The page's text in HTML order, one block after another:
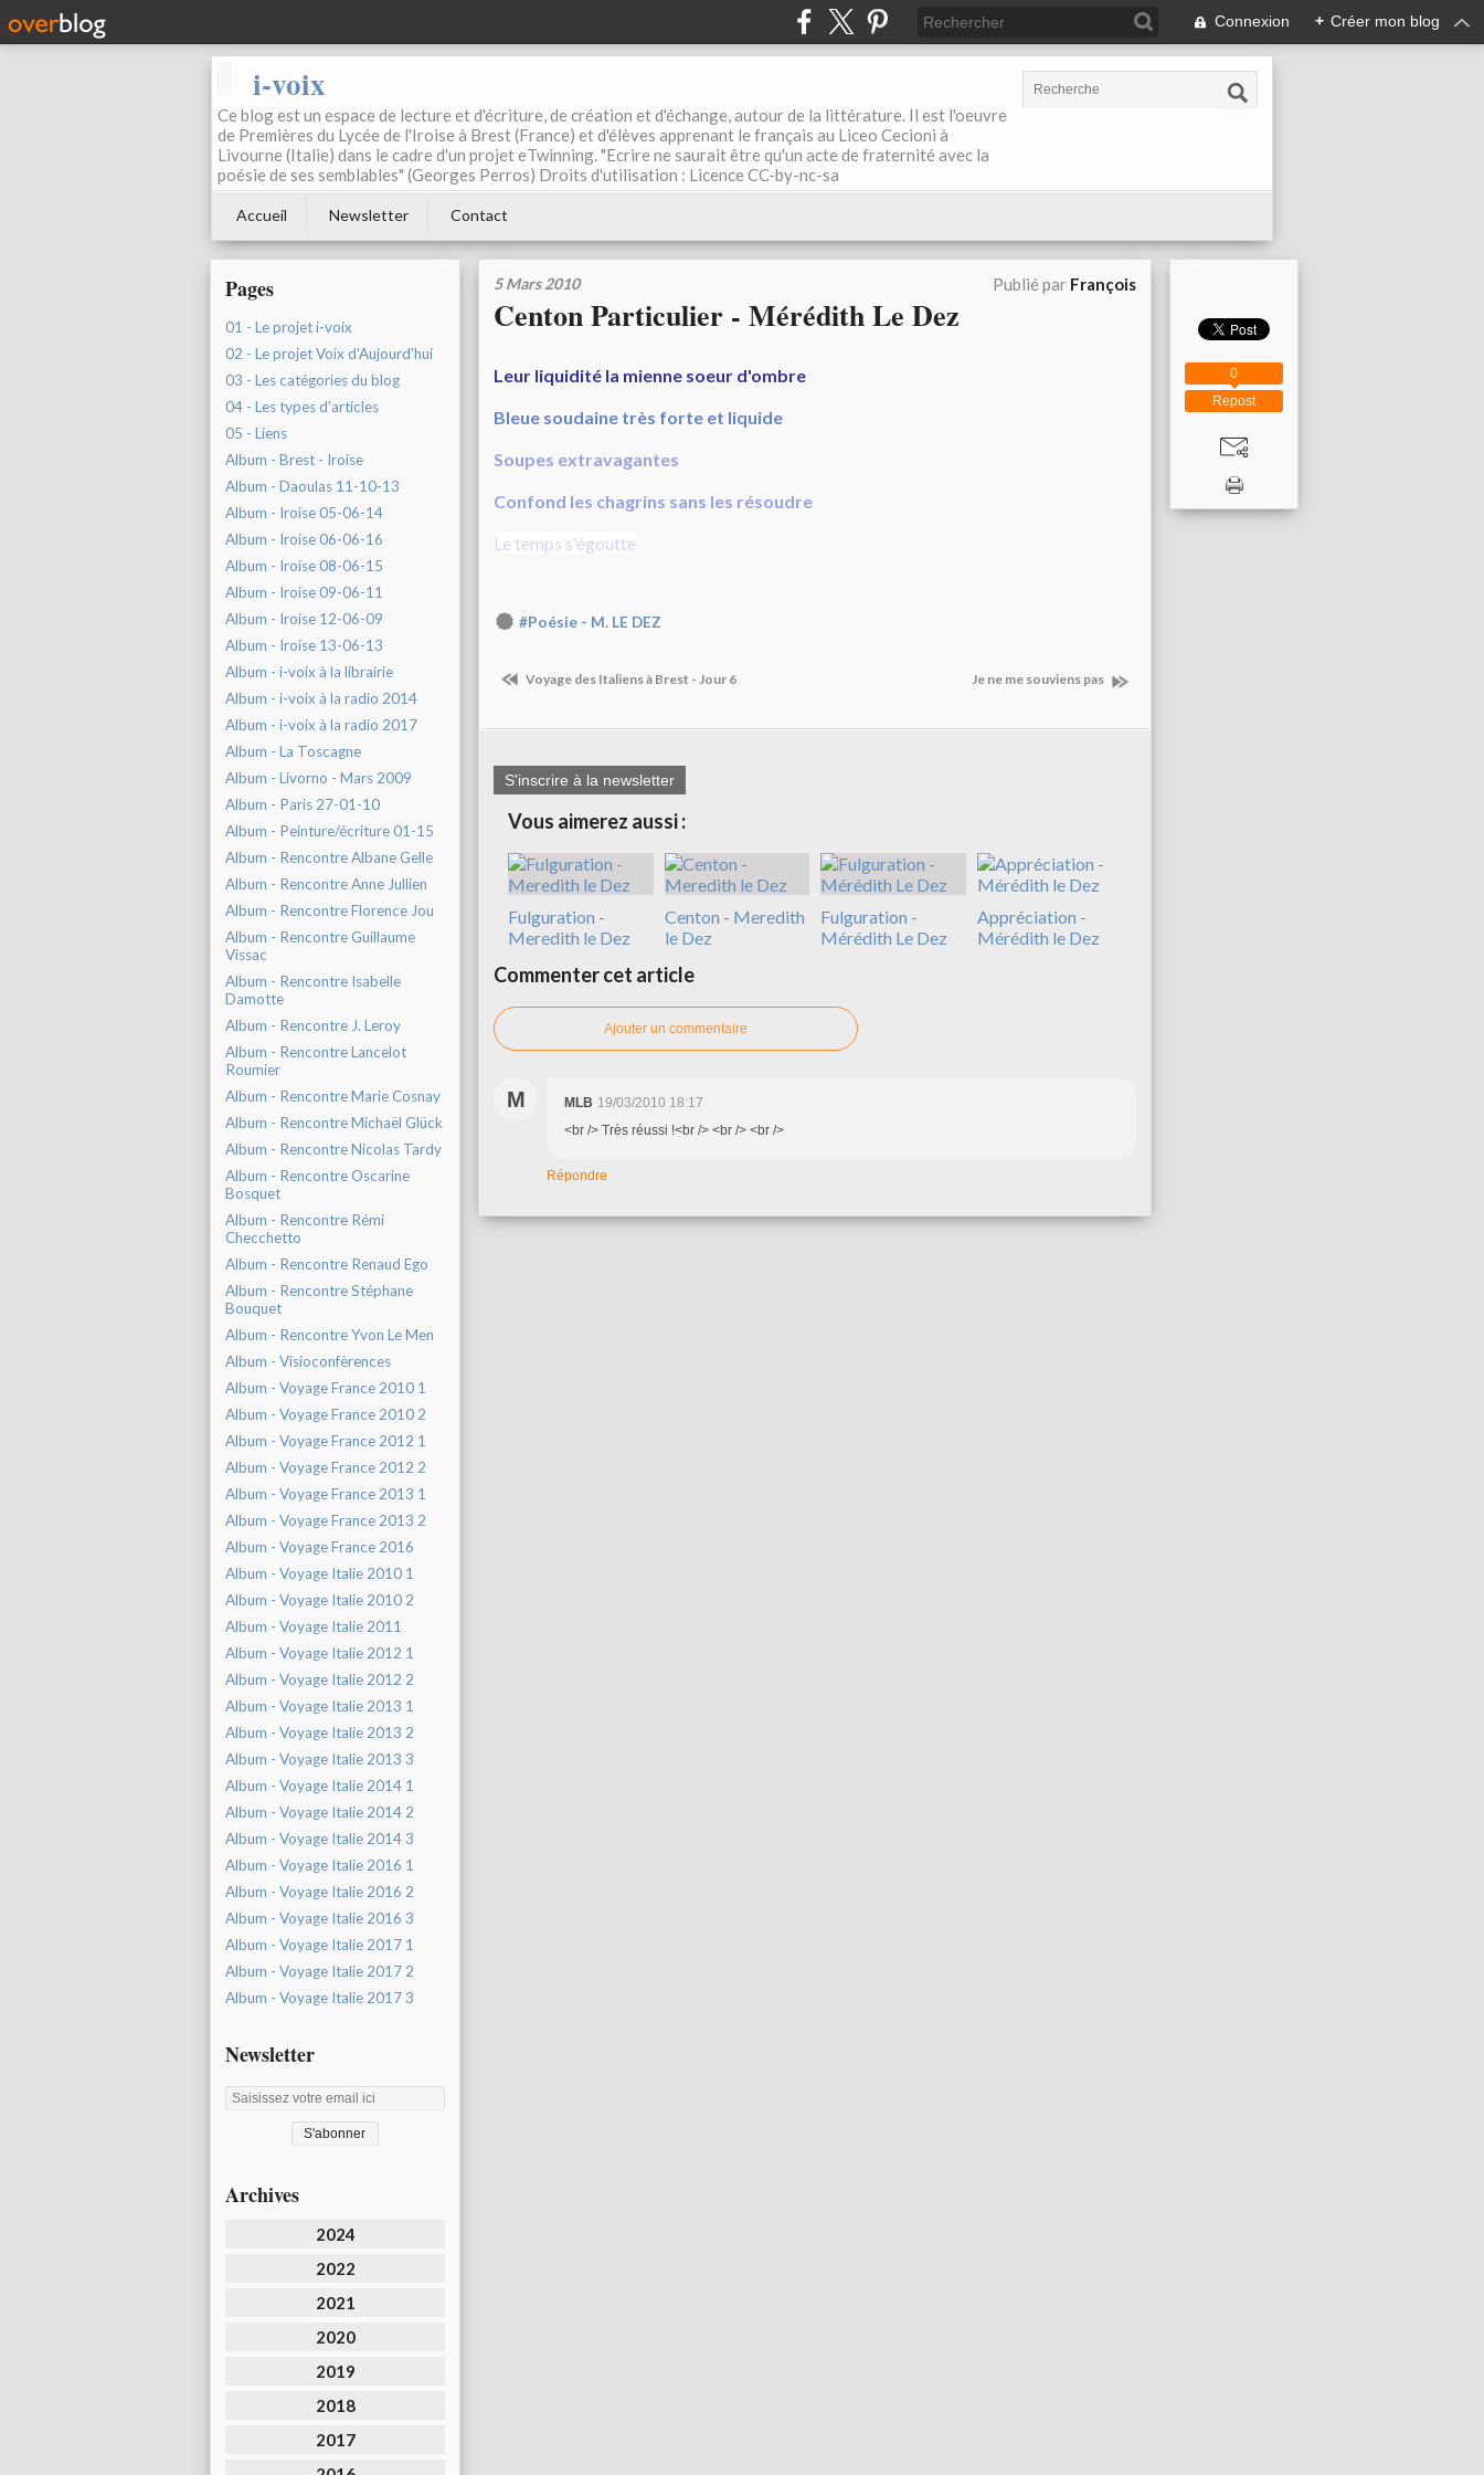
Connexion + Créer mon blog
i-voix
Ce blog est un espace de lecture et d'écriture, de création et d'échange, autour de la littérature. Il est l'oeuvre
de Premières du Lycée de l'Iroise à Brest (France) et d'élèves apprenant le français au Liceo Cecioni à
Livourne (Italie) dans le cadre d'un projet eTwinning. "Ecrire ne saurait être qu'un acte de fraternité avec la
poésie de ses semblables" (Georges Perros) Droits d'utilisation : Licence CC-by-nc-sa
Accueil Newsletter Contact
Pages
01 - Le projet i-voix
02 - Le projet Voix d'Aujourd'hui
03 - Les catégories du blog
04 - Les types d'articles
05 - Liens
Album - Brest - Iroise
Album - Daoulas 11-10-13
Album - Iroise 05-06-14
Album - Iroise 06-06-16
Album - Iroise 08-06-15
Album - Iroise 09-06-11
Album - Iroise 12-06-09
Album - Iroise 13-06-13
Album - i-voix à la librairie
Album - i-voix à la radio 2014
Album - i-voix à la radio 2017
Album - La Toscagne
Album - Livorno - Mars 2009
Album - Paris 27-01-10
Album - Peinture/écriture 01-15
Album - Rencontre Albane Gelle
Album - Rencontre Anne Jullien
Album - Rencontre Florence Jou
Album - Rencontre Guillaume
Vissac
Album - Rencontre Isabelle
Damotte
Album - Rencontre J. Leroy
Album - Rencontre Lancelot
Roumier
Album - Rencontre Marie Cosnay
Album - Rencontre Michaël Glück
Album - Rencontre Nicolas Tardy
Album - Rencontre Oscarine
Bosquet
Album - Rencontre Rémi
Checchetto
Album - Rencontre Renaud Ego
Album - Rencontre Stéphane
Bouquet
Album - Rencontre Yvon Le Men
Album - Visioconfèrences
Album - Voyage France 2010 1
Album - Voyage France 2010 2
Album - Voyage France 2012 1
Album - Voyage France 2012 2
Album - Voyage France 2013 1
Album - Voyage France 2013 2
Album - Voyage France 2016
Album - Voyage Italie 2010 1
Album - Voyage Italie 2010 2
Album - Voyage Italie 2011
Album - Voyage Italie 2012 1
Album - Voyage Italie 2012 2
Album - Voyage Italie 2013 1
Album - Voyage Italie 2013 2
Album - Voyage Italie 2013 3
Album - Voyage Italie 2014 1
Album - Voyage Italie 2014 2
Album - Voyage Italie 2014 3
Album - Voyage Italie 2016 1
Album - Voyage Italie 2016 2
Album - Voyage Italie 2016 3
Album - Voyage Italie 2017 1
Album - Voyage Italie 2017 2
Album - Voyage Italie 2017 3
Newsletter
Archives
2024
2022
2021
2020
2019
2018
2017
5 Mars 2010 Publié par François
Centon Particulier - Mérédith Le Dez
Leur liquidité la mienne soeur d'ombre
Bleue soudaine très forte et liquide
Soupes extravagantes
Confond les chagrins sans les résoudre
Le temps s'égoutte
#Poésie - M. LE DEZ
Voyage des Italiens à Brest - Jour 6 Je ne me souviens pas
S'inscrire à la newsletter
Vous aimerez aussi :
Fulguration -
Meredith le Dez
Centon - Meredith
le Dez
Fulguration -
Mérédith Le Dez
Appréciation -
Mérédith le Dez
Commenter cet article
Ajouter un commentaire
M MLB 19/03/2010 18:17
<br /> Très réussi !<br /> <br /> <br />
Répondre
Repost
0